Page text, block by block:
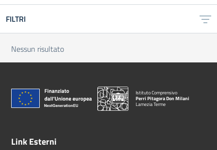
FILTRI
Nessun risultato
Istituto Comprensivo
Perri Pitagora Don Milani
Lamezia Terme
Link Esterni